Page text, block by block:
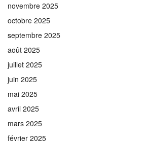
novembre 2025
octobre 2025
septembre 2025
août 2025
juillet 2025
juin 2025
mai 2025
avril 2025
mars 2025
février 2025